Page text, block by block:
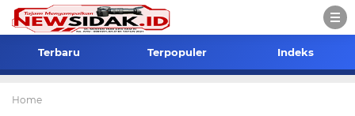
Terbaru Terpopuler Indeks
Home